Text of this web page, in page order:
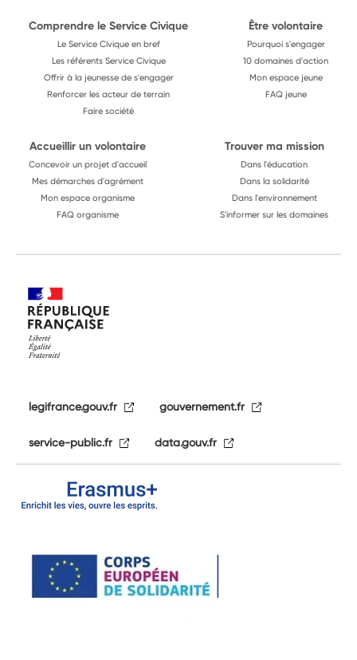
Comprendre le Service Civique
Le Service Civique en bref
Les référents Service Civique
Offrir à la jeunesse de s'engager
Renforcer les acteur de terrain
Faire société
Être volontaire
Pourquoi s'engager
10 domaines d'action
Mon espace jeune
FAQ jeune
Accueillir un volontaire
Concevoir un projet d'accueil
Mes démarches d'agrément
Mon espace organisme
FAQ organisme
Trouver ma mission
Dans l'éducation
Dans la solidarité
Dans l'environnement
S'informer sur les domaines
legifrance.gouv.fr gouvernement.fr
service-public.fr data.gouv.fr